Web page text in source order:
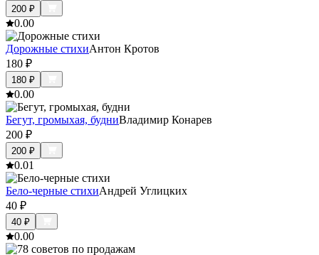
200 ₽
0.00
Дорожные стихиАнтон Кротов
180 ₽
180 ₽
0.00
Бегут, громыхая, будниВладимир Конарев
200 ₽
200 ₽
0.01
Бело-черные стихиАндрей Углицких
40 ₽
40 ₽
0.00